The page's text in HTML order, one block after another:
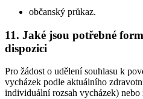
občanský průkaz.
11. Jaké jsou potřebné
dispozici
Pro žádost o udělení souhlasu k
vycházek podle aktuálního
individuální rozsah vycházek) nebo